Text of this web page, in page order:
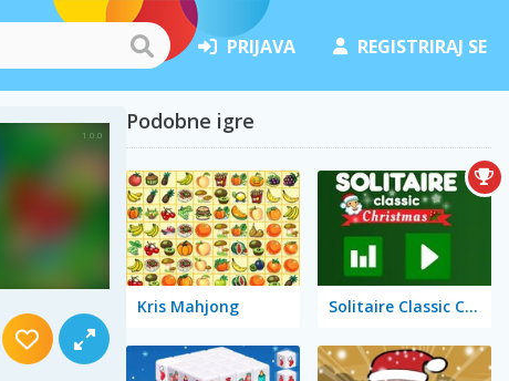
PRIJAVA REGISTRIRAJ SE
Podobne igre
Kris Mahjong Solitaire Classic Christmas